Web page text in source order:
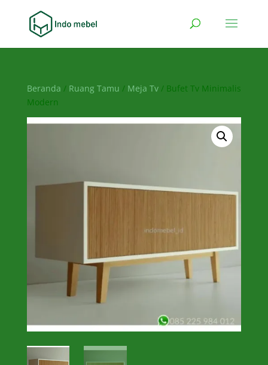
Beranda / Ruang Tamu / Meja Tv/ Bufet Tv Minimalis
Modern